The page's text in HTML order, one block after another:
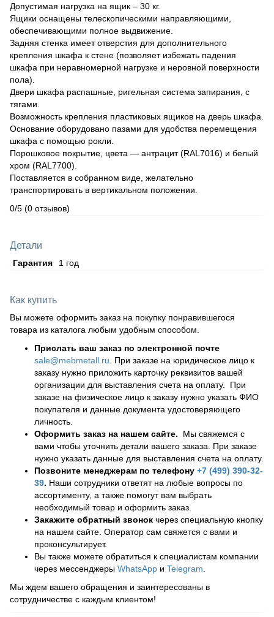
Допустимая нагрузка на ящик – 30 кг.
Ящики оснащены телескопическими направляющими,
обеспечивающими полное выдвижение.
Задняя стенка имеет отверстия для дополнительного
крепления шкафа к стене (позволяет избежать падения
шкафа при неравномерной нагрузке и неровной поверхности
пола).
Двери шкафа распашные, ригельная система запирания, с
тягами.
Возможность крепления пластиковых ящиков на дверь шкафа.
Основание оборудовано пазами для удобства перемещения
шкафа с помощью рокли.
Порошковое покрытие, цвета — антрацит (RAL7016) и белый
хром (RAL7700).
Поставляется в собранном виде, желательно
транспортировать в вертикальном положении.
0/5 (0 отзывов)
Детали
Гарантия 1 год
Как купить
Вы можете оформить заказ на покупку понравившегося
товара из каталога любым удобным способом.
Прислать ваш заказ по электронной почте
sale@mebmetall.ru . При заказе на юридическое лицо к
заказу нужно приложить карточку реквизитов вашей
организации для выставления счета на оплату. При
заказе на физическое лицо к заказу нужно указать ФИО
покупателя и данные документа удостоверяющего
личность.
Оформить заказ на нашем сайте. Мы свяжемся с
вами чтобы уточнить детали вашего заказа. При заказе
нужно указать данные для выставления счета на оплату.
Позвоните менеджерам по телефону +7 (499) 390-32-
39. Наши сотрудники ответят на любые вопросы по
ассортименту, а также помогут вам выбрать
необходимый товар и оформить заказ.
Закажите обратный звонок через специальную кнопку
на нашем сайте. Оператор сам свяжется с вами и
проконсультирует.
Вы также можете обратиться к специалистам компании
через мессенджеры WhatsApp и Telegram
Мы ждем вашего обращения и заинтересованы в
сотрудничестве с каждым клиентом!